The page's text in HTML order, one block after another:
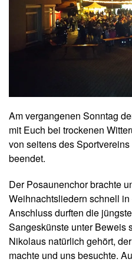
Am vergangenen Sonntag
mit Euch bei trockenen
von seitens des
beendet.
Der Posaunenchor brachte
Weihnachtsliedern schnell
Anschluss durften die
Sangeskünste unter Beweis
Nikolaus natürlich gehört,
machte und uns besuchte.